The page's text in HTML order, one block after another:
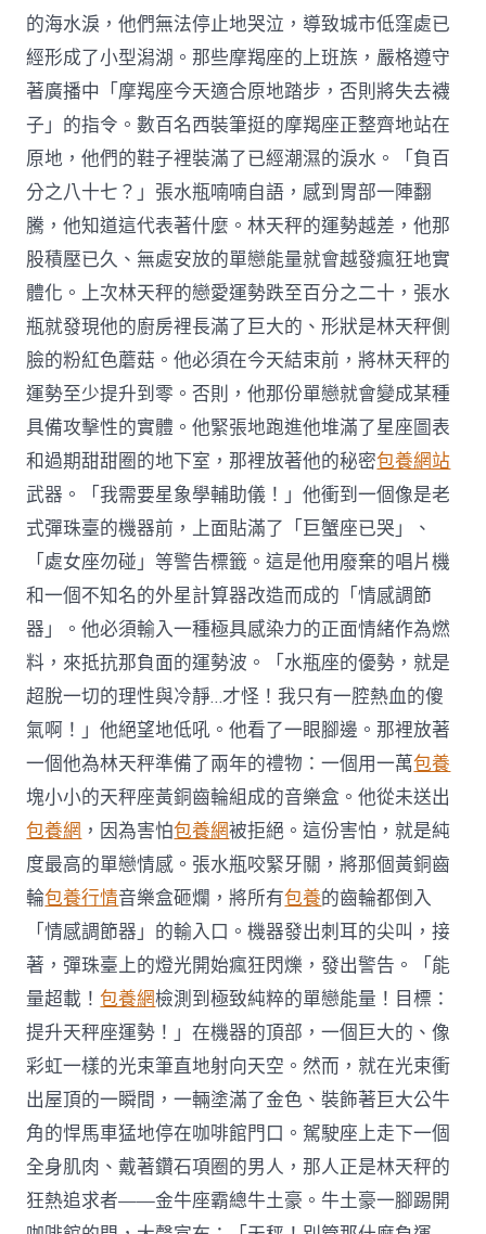
的海水淚，他們無法停止地哭泣，導致城市低窪處已
經形成了小型潟湖。那些摩羯座的上班族，嚴格遵守
著廣播中「摩羯座今天適合原地踏步，否則將失去襪
子」的指令。數百名西裝筆挺的摩羯座正整齊地站在
原地，他們的鞋子裡裝滿了已經潮濕的淚水。「負百
分之八十七？」張水瓶喃喃自語，感到胃部一陣翻
騰，他知道這代表著什麼。林天秤的運勢越差，他那
股積壓已久、無處安放的單戀能量就會越發瘋狂地實
體化。上次林天秤的戀愛運勢跌至百分之二十，張水
瓶就發現他的廚房裡長滿了巨大的、形狀是林天秤側
臉的粉紅色蘑菇。他必須在今天結束前，將林天秤的
運勢至少提升到零。否則，他那份單戀就會變成某種
具備攻擊性的實體。他緊張地跑進他堆滿了星座圖表
和過期甜甜圈的地下室，那裡放著他的秘密包養網站
武器。「我需要星象學輔助儀！」他衝到一個像是老
式彈珠臺的機器前，上面貼滿了「巨蟹座已哭」、
「處女座勿碰」等警告標籤。這是他用廢棄的唱片機
和一個不知名的外星計算器改造而成的「情感調節
器」。他必須輸入一種極具感染力的正面情緒作為燃
料，來抵抗那負面的運勢波。「水瓶座的優勢，就是
超脫一切的理性與冷靜…才怪！我只有一腔熱血的傻
氣啊！」他絕望地低吼。他看了一眼腳邊。那裡放著
一個他為林天秤準備了兩年的禮物：一個用一萬包養
塊小小的天秤座黃銅齒輪組成的音樂盒。他從未送出
包養網 ，因為害怕包養網被拒絕。這份害怕，就是純
度最高的單戀情感。張水瓶咬緊牙關，將那個黃銅齒
輪包養行情音樂盒砸爛，將所有包養的齒輪都倒入
「情感調節器」的輸入口。機器發出刺耳的尖叫，接
著，彈珠臺上的燈光開始瘋狂閃爍，發出警告。「能
量超載！包養網檢測到極致純粹的單戀能量！目標：
提升天秤座運勢！」在機器的頂部，一個巨大的、像
彩虹一樣的光束筆直地射向天空。然而，就在光束衝
出屋頂的一瞬間，一輛塗滿了金色、裝飾著巨大公牛
角的悍馬車猛地停在咖啡館門口。駕駛座上走下一個
全身肌肉、戴著鑽石項圈的男人，那人正是林天秤的
狂熱追求者——金牛座霸總牛土豪。牛土豪一腳踢開